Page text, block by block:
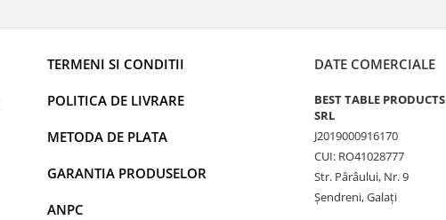
TERMENI SI CONDITII
POLITICA DE LIVRARE
METODA DE PLATA
GARANTIA PRODUSELOR
ANPC
DATE COMERCIALE
BEST TABLE PRODUCTS
SRL
J2019000916170
CUI: RO41028777
Str. Pârâului, Nr. 9
Șendreni, Galați